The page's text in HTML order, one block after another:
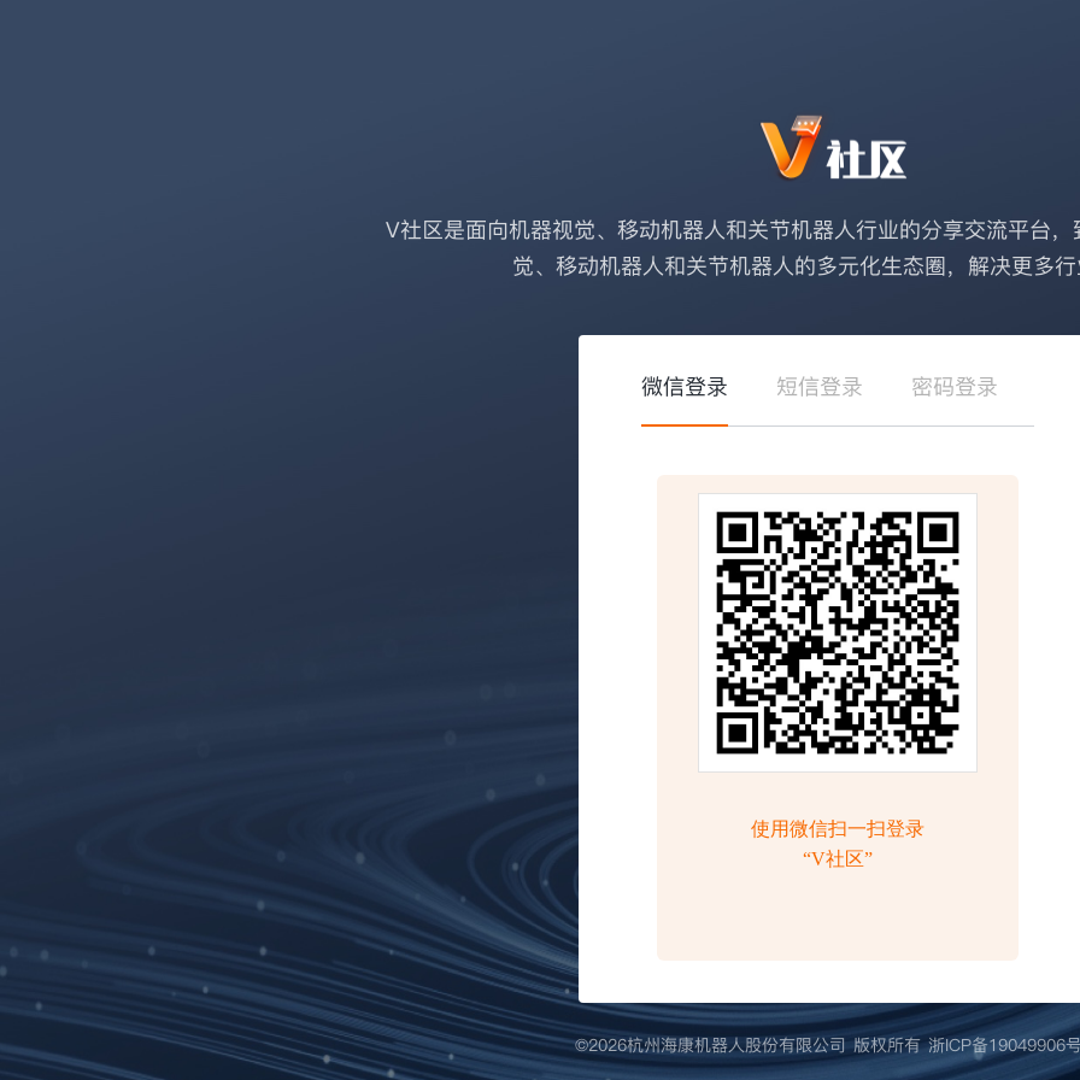
V社区是面向机器视觉、移动机器人和关节机器人行业的分享交流平台
觉、移动机器人和关节机器人的多元化生态圈，解决更多
微信登录 短信登录 密码登录
©️2026杭州海康机器人股份有限公司 版权所有浙ICP备19049906